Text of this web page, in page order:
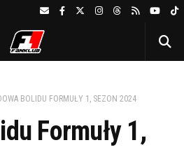
BOLIDU FORMUŁY 1, SEZON 2024
Formuły 1,